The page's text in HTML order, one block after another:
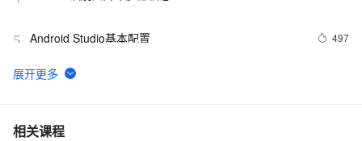
5 Android Studio基本配置 497
6 Android Socket与服务器通信通用Demo
7 FFmpeg开发笔记（五十九）Linux编译ijkplayer的
相关课程